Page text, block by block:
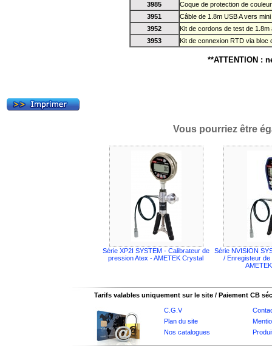
3985
Coque de protection de
3951
Câble de 1.8m USB A vers
3952
Kit de cordons de test de
3953
Kit de connexion RTD via bloc
**ATTENTION :
Vous pourriez être
Série XP2I SYSTEM - Calibrateur de
pression Atex - AMETEK Crystal
Série NVISION
/ Enregisteur
Tarifs valables uniquement sur le site / Paiement CB
C.G.V
Plan du site
Nos catalogues